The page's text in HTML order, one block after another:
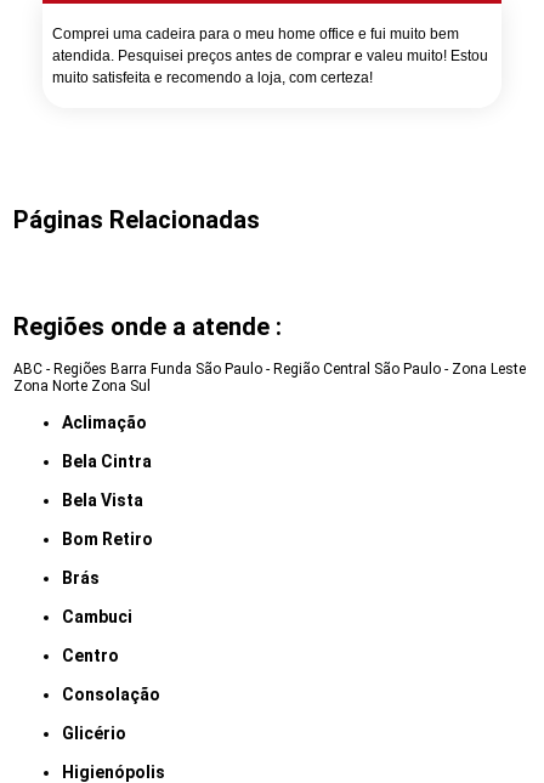
Comprei uma cadeira para o meu home office e fui muito bem
atendida. Pesquisei preços antes de comprar e valeu muito! Estou
muito satisfeita e recomendo a loja, com certeza!
Páginas Relacionadas
Regiões onde a atende :
ABC - Regiões Barra Funda São Paulo - Região Central São Paulo - Zona Leste
Zona Norte Zona Sul
Aclimação
Bela Cintra
Bela Vista
Bom Retiro
Brás
Cambuci
Centro
Consolação
Glicério
Higienópolis